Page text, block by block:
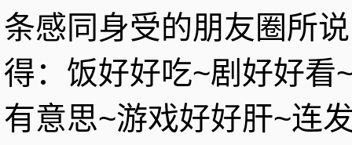
条感同身受的朋友圈所
得：饭好好吃~剧好好看
有意思~游戏好好肝~连